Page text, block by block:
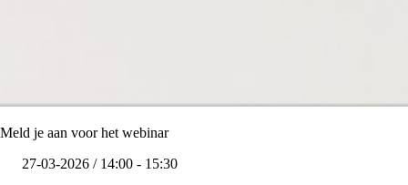
Meld je aan voor het webinar
27-03-2026 / 14:00 - 15:30